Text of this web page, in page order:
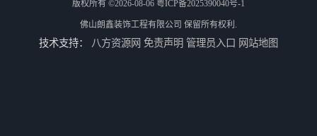
版权所有 ©2026-08-06 粤ICP备2025390040号-1
佛山朗鑫装饰工程有限公司 保留所有权利.
技术支持： 八方资源网 免责声明 管理员入口 网站地图